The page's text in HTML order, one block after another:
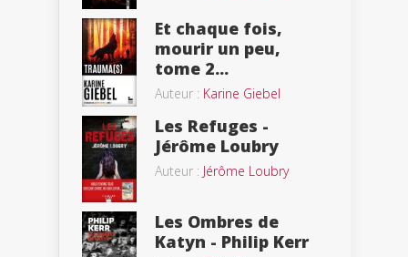
Et chaque fois,
mourir un peu,
tome 2...
Auteur : Karine Giebel
Les Refuges -
Jérôme Loubry
Auteur : Jérôme Loubry
Les Ombres de
Katyn - Philip Kerr